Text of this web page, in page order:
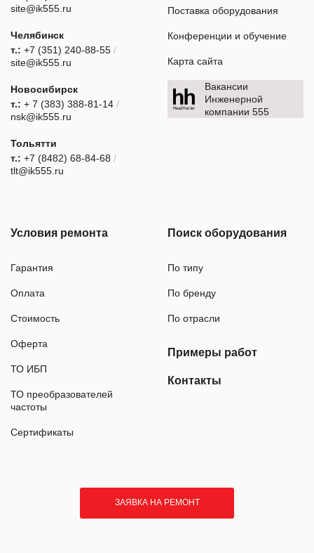
site@ik555.ru
Челябинск
т.: +7 (351) 240-88-55 /
site@ik555.ru
Новосибирск
т.: + 7 (383) 388-81-14 /
nsk@ik555.ru
Тольятти
т.: +7 (8482) 68-84-68 /
tlt@ik555.ru
Поставка оборудования
Конференции и обучение
Карта сайта
Вакансии
Инженерной
компании 555
Условия ремонта
Гарантия
Оплата
Стоимость
Оферта
ТО ИБП
ТО преобразователей
частоты
Сертификаты
Поиск оборудования
По типу
По бренду
По отрасли
Примеры работ
Контакты
ЗАЯВКА НА РЕМОНТ